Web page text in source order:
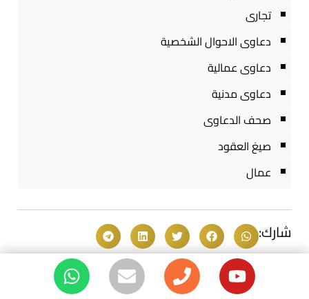
تجارى
دعاوى الاحوال الشخصية
دعاوى عمالية
دعاوى مدنية
صحف الدعاوى
صيغ العقود
عمال
شارك: